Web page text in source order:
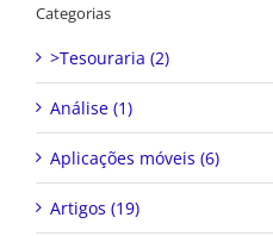
Categorias
>Tesouraria (2)
Análise (1)
Aplicações móveis (6)
Artigos (19)